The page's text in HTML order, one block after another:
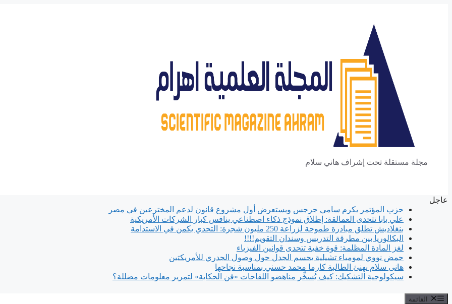
مجلة مستقلة تحت إشراف هاني سلام
عاجل
حزب المؤتمر يكرم سامي جرجس ويستعرض أول مشروع قانون لدعم المخترعين في مصر
علي بابا تتحدى العمالقة: إطلاق نموذج ذكاء اصطناعي ينافس كبار الشركات الأمريكية
بنغلاديش تطلق مبادرة طموحة لزراعة 250 مليون شجرة: التحدي يكمن في الاستدامة
البكالوريا بين مطرقة التدريس وسندان التقويم!!!!
لغز المادة المظلمة: قوة خفية تتحدى قوانين الفيزياء
حمض نووي لمومياء تشيلية يحسم الجدل حول وصول الجدري للأمريكتين
هانى سلام يهنئ الطالبة كارما محمد حسني بمناسبة نجاحها
سيكولوجية التشكيك: كيف يُسخِّر مناهضو اللقاحات «فن الحكاية» لتمرير معلومات مضللة؟
القائمة